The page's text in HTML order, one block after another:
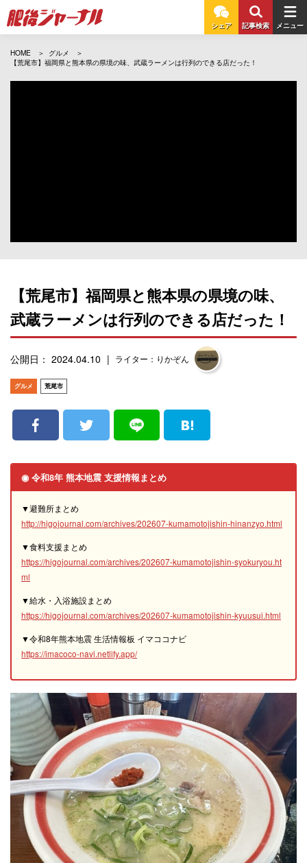
シェア 記事検索 メニュー
HOME
グルメ
【荒尾市】福岡県と熊本県の県境の味、武蔵ラーメンは行列のできる店だった！
【荒尾市】福岡県と熊本県の県境の味、
武蔵ラーメンは行列のできる店だった！
公開日： 2024.04.10 ライター：りかぞん
グルメ 荒尾市
◉ 令和8年 熊本地震 支援情報まとめ
▼避難所まとめ
http://higojournal.com/archives/202607-kumamotojishin-hinanzyo.html
▼食料支援まとめ
https://higojournal.com/archives/202607-kumamotojishin-syokuryou.ht
ml
▼給水・入浴施設まとめ
https://higojournal.com/archives/202607-kumamotojishin-kyuusui.html
▼令和8年熊本地震 生活情報板 イマココナビ
https://imacoco-navi.netlify.app/